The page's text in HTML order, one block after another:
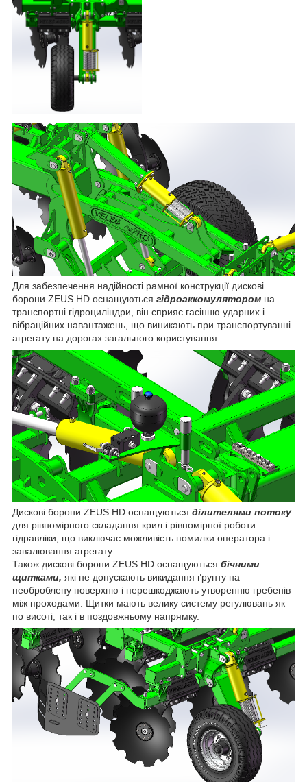
Для забезпечення надійності рамної конструкції дискові
борони ZEUS HD оснащуються гідроаккомулятором на
транспортні гідроциліндри, він сприяє гасінню ударних і
вібраційних навантажень, що виникають при транспортуванні
агрегату на дорогах загального користування.
Дискові борони ZEUS HD оснащуються ділителями потоку
для рівномірного складання крил і рівномірної роботи
гідравліки, що виключає можливість помилки оператора і
завалювання агрегату.
Також дискові борони ZEUS HD оснащуються бічними
щитками, які не допускають викидання ґрунту на
необроблену поверхню і перешкоджають утворенню гребенів
між проходами. Щитки мають велику систему регулювань як
по висоті, так і в поздовжньому напрямку.